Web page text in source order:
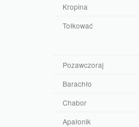
Kropina
Tołkować
Pozawczoraj
Barachło
Chabor
Apałonik